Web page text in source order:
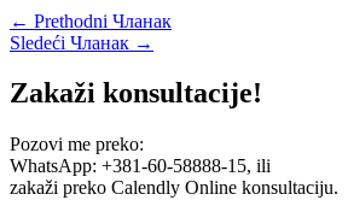
← Prethodni Чланак
Sledeći Чланак →
Zakaži konsultacije!
Pozovi me preko:
WhatsApp: +381-60-58888-15, ili
zakaži preko Calendly Online konsultaciju.